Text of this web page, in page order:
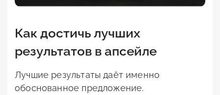
Как достичь лучших
результатов в апсейле
Лучшие результаты даёт именно
обоснованное предложение.